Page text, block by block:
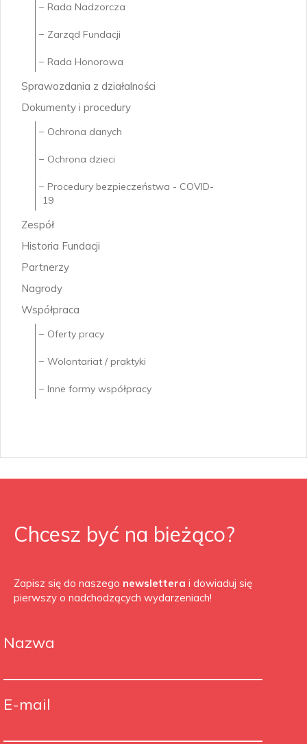
Rada Nadzorcza
Zarząd Fundacji
Rada Honorowa
Sprawozdania z działalności
Dokumenty i procedury
Ochrona danych
Ochrona dzieci
Procedury bezpieczeństwa - COVID-
19
Zespół
Historia Fundacji
Partnerzy
Nagrody
Współpraca
Oferty pracy
Wolontariat / praktyki
Inne formy współpracy
Chcesz być na bieżąco?
Zapisz się do naszego newslettera i dowiaduj się
pierwszy o nadchodzących wydarzeniach!
Nazwa
E-mail